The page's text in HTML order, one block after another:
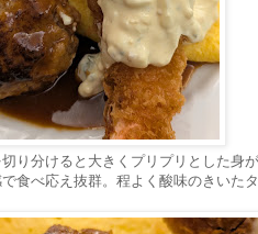
り分けると大きくプリプリとした身
食べ応え抜群。程よく酸味のきいた